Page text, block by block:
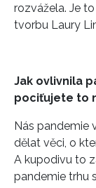
rozvážela. Je
tvorbu Laury
Jak ovlivnila
pociťujete to
Nás pandemie
dělat věci, o
A kupodivu to
pandemie trhu